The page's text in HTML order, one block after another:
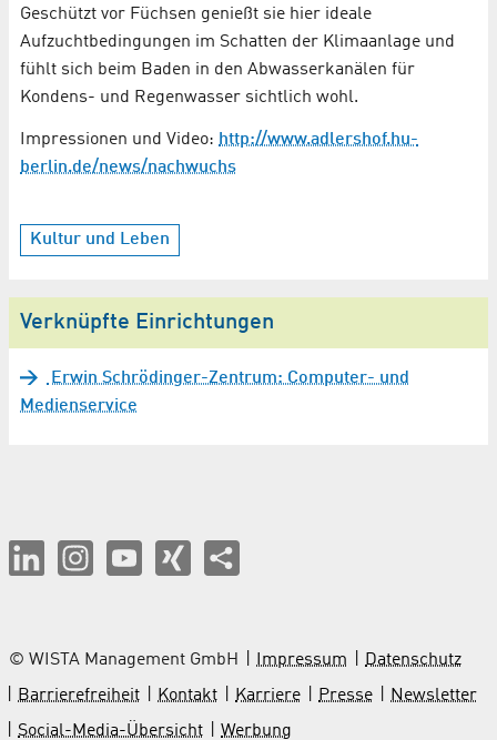
Geschützt vor Füchsen genießt sie hier ideale
Aufzuchtbedingungen im Schatten der Klimaanlage und
fühlt sich beim Baden in den Abwasserkanälen für
Kondens- und Regenwasser sichtlich wohl.
Impressionen und Video: http://www.adlershof.hu-
berlin.de/news/nachwuchs
Kultur und Leben
Verknüpfte Einrichtungen
Erwin Schrödinger-Zentrum: Computer- und
Medienservice
© WISTA Management GmbH Impressum
Datenschutz
Barrierefreiheit
Kontakt Karriere Presse
Newsletter
Social-Media-Übersicht
Werbung